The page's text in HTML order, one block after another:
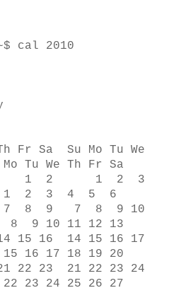
cal 2010
Fr Sa Su Mo Tu We
Tu We Th Fr Sa
1 2 3
2 3 4 5 6
8 9 7 8 9 10
9 10 11 12 13
15 16 14 15 16 17
16 17 18 19 20
22 23 21 22 23 24
23 24 25 26 27